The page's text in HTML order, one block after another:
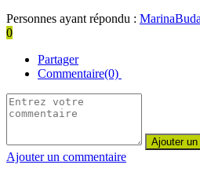
Personnes ayant répondu :
0
Partager
Commentaire(0)
Ajouter un commentaire